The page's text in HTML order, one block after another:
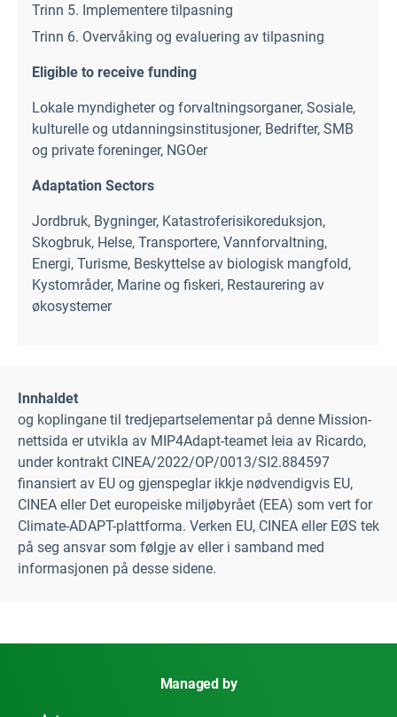
Trinn 5. Implementere tilpasning
Trinn 6. Overvåking og evaluering av tilpasning
Eligible to receive funding
Lokale myndigheter og forvaltningsorganer, Sosiale,
kulturelle og utdanningsinstitusjoner, Bedrifter, SMB
og private foreninger, NGOer
Adaptation Sectors
Jordbruk, Bygninger, Katastroferisikoreduksjon,
Skogbruk, Helse, Transportere, Vannforvaltning,
Energi, Turisme, Beskyttelse av biologisk mangfold,
Kystområder, Marine og fiskeri, Restaurering av
økosystemer
Innhaldet
og koplingane til tredjepartselementar på denne Mission-
nettsida er utvikla av MIP4Adapt-teamet leia av Ricardo,
under kontrakt CINEA/2022/OP/0013/SI2.884597
finansiert av EU og gjenspeglar ikkje nødvendigvis EU,
CINEA eller Det europeiske miljøbyrået (EEA) som vert for
Climate-ADAPT-plattforma. Verken EU, CINEA eller EØS tek
på seg ansvar som følgje av eller i samband med
informasjonen på desse sidene.
Managed by